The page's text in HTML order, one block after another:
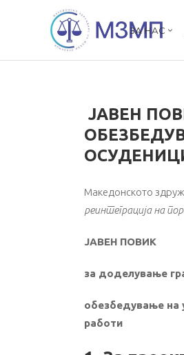
ЗА НАС
ЈАВЕН
Македонското
реинтеграција на
ЈАВЕН ПОВИК
за доделување
обезбедување на
работи